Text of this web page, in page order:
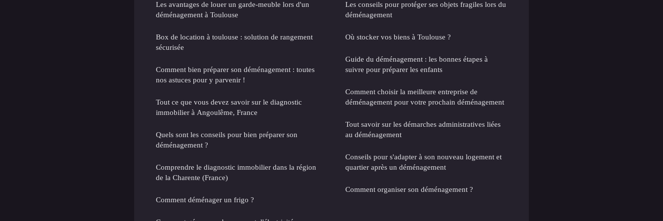
Les avantages de louer un garde-meuble lors d'un
déménagement à Toulouse
Box de location à toulouse : solution de rangement
sécurisée
Comment bien préparer son déménagement : toutes
nos astuces pour y parvenir !
Tout ce que vous devez savoir sur le diagnostic
immobilier à Angoulême, France
Quels sont les conseils pour bien préparer son
déménagement ?
Comprendre le diagnostic immobilier dans la région
de la Charente (France)
Comment déménager un frigo ?
Les conseils pour protéger ses objets fragiles lors du
déménagement
Où stocker vos biens à Toulouse ?
Guide du déménagement : les bonnes étapes à
suivre pour préparer les enfants
Comment choisir la meilleure entreprise de
déménagement pour votre prochain déménagement
Tout savoir sur les démarches administratives liées
au déménagement
Conseils pour s'adapter à son nouveau logement et
quartier après un déménagement
Comment organiser son déménagement ?